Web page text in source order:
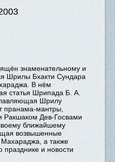
знаменательному и
Шрилы Бхакти Сундара
В нём
статья Шрипада Б. А.
Шрилу
пранама-мантры,
Ракшаком Дев-Госвами
ближайшему
возвышенные
а также
и новости